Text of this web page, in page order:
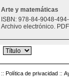
Arte y matemáticas
ISBN: 978-84-9048-
Archivo electrónico.
:: Política de privacidad ::